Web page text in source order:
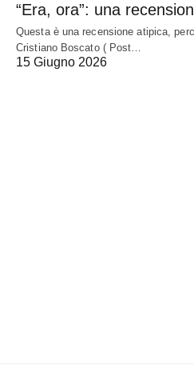
“Era, ora”: una
Questa è una recensione atipica,
Cristiano Boscato ( Post…
15 Giugno 2026